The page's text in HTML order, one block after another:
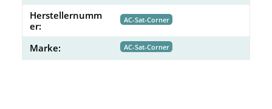
Herstellernumm
er:
AC-Sat-Corner
Marke: AC-Sat-Corner